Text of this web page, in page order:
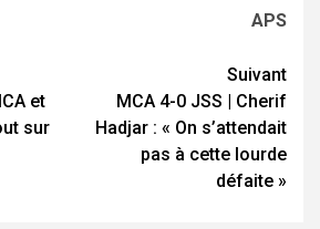
APS
et
sur
Suivant
MCA 4-0 JSS | Cherif
Hadjar : « On s’attendait
pas à cette lourde
défaite »